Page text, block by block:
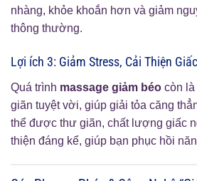
nhàng, khỏe khoắn hơn và giảm
thông thường.
Lợi ích 3: Giảm Stress, Cải Thiện
Quá trình massage giảm béo còn
giãn tuyệt vời, giúp giải tỏa căng
thể được thư giãn, chất lượng giấc
thiện đáng kể, giúp bạn phục hồi